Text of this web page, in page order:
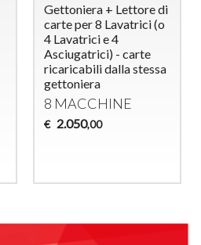
Gettoniera + Lettore di
carte per 8 Lavatrici (o
4 Lavatrici e 4
Asciugatrici) - carte
ricaricabili dalla stessa
gettoniera
8 MACCHINE
€ 2.050,00